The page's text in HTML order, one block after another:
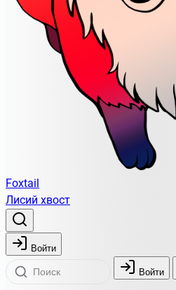
Foxtail
Лисий хвост
Войти
Войти